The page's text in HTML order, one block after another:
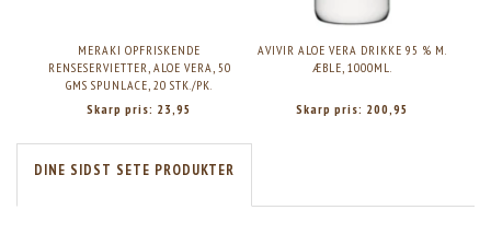
MERAKI OPFRISKENDE
RENSESERVIETTER, ALOE VERA, 50
GMS SPUNLACE, 20 STK./PK.
Skarp pris: 23,95
AVIVIR ALOE VERA DRIKKE 95 % M.
ÆBLE, 1000ML.
Skarp pris: 200,95
DINE SIDST SETE PRODUKTER